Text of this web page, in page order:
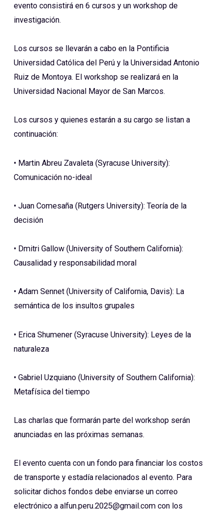
evento consistirá en 6 cursos y un workshop de
investigación.
Los cursos se llevarán a cabo en la Pontificia
Universidad Católica del Perú y la Universidad Antonio
Ruiz de Montoya. El workshop se realizará en la
Universidad Nacional Mayor de San Marcos.
Los cursos y quienes estarán a su cargo se listan a
continuación:
• Martin Abreu Zavaleta (Syracuse University):
Comunicación no-ideal
• Juan Comesaña (Rutgers University): Teoría de la
decisión
• Dmitri Gallow (University of Southern California):
Causalidad y responsabilidad moral
• Adam Sennet (University of California, Davis): La
semántica de los insultos grupales
• Erica Shumener (Syracuse University): Leyes de la
naturaleza
• Gabriel Uzquiano (University of Southern California):
Metafísica del tiempo
Las charlas que formarán parte del workshop serán
anunciadas en las próximas semanas.
El evento cuenta con un fondo para financiar los costos
de transporte y estadía relacionados al evento. Para
solicitar dichos fondos debe enviarse un correo
electrónico a alfun.peru.2025@gmail.com con los